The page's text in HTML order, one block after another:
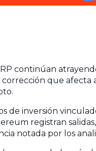
continúan
corrección que afecta
de inversión
registran
notada por los